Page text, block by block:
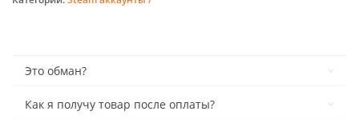
Это обман?
Как я получу товар после оплаты?